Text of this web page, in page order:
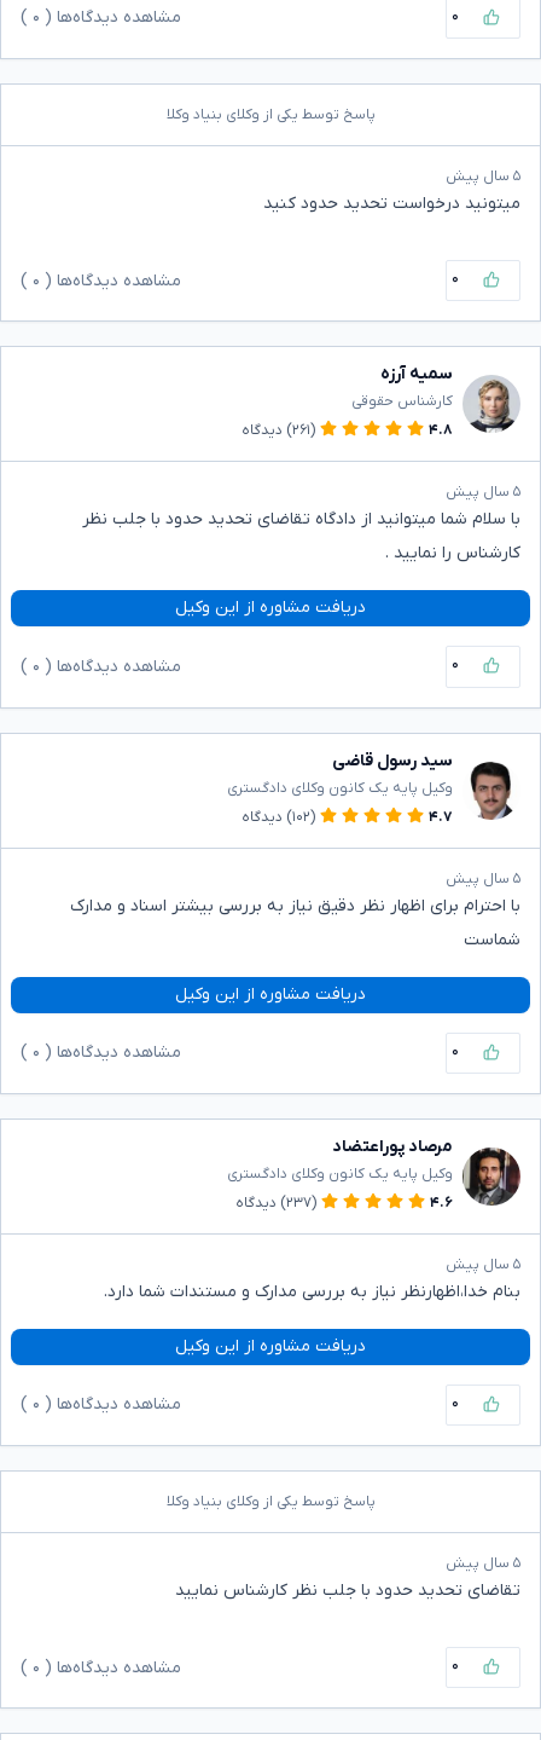
۰ مشاهده دیدگاه‌ها ( ۰
پاسخ توسط یکی از وکلای بنیاد وکلا
۵ سال پیش
میتونید درخواست تحدید حدود کنید
۰ مشاهده دیدگاه‌ها ( ۰
سمیه آرزه
کارشناس حقوقی
۴.۸
(۲۶۱) دیدگاه
۵ سال پیش
با سلام شما میتوانید از دادگاه تقاضای تحدید حدود با جلب نظر
کارشناس را نمایید .
دریافت مشاوره از این وکیل
۰ مشاهده دیدگاه‌ها ( ۰
سید رسول قاضی
وکیل پایه یک کانون وکلای دادگستری
۴.۷
(۱۰۲) دیدگاه
۵ سال پیش
با احترام برای اظهار نظر دقیق نیاز به بررسی بیشتر اسناد و مدارک
شماست
دریافت مشاوره از این وکیل
۰ مشاهده دیدگاه‌ها ( ۰
مرصاد پوراعتضاد
وکیل پایه یک کانون وکلای دادگستری
۴.۶
(۲۳۷) دیدگاه
۵ سال پیش
بنام خدا،اظهارنظر نیاز به بررسی مدارک و مستندات شما دارد.
دریافت مشاوره از این وکیل
۰ مشاهده دیدگاه‌ها ( ۰
پاسخ توسط یکی از وکلای بنیاد وکلا
۵ سال پیش
تقاضای تحدید حدود با جلب نظر کارشناس نمایید
۰ مشاهده دیدگاه‌ها ( ۰